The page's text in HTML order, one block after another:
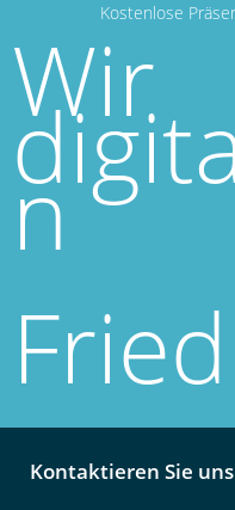
Kostenlose
Wir
n
Kontaktieren Sie uns